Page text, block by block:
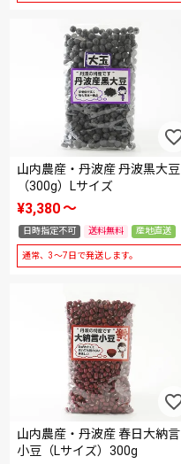
山内農産・丹波産 丹波黒大豆
（300g）Lサイズ
¥3,380〜
日時指定不可 送料無料 産地直送
通常、3～7日で発送します。
山内農産・丹波産 春日大納言
小豆（Lサイズ）300g